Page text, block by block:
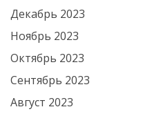
Декабрь 2023
Ноябрь 2023
Октябрь 2023
Сентябрь 2023
Август 2023